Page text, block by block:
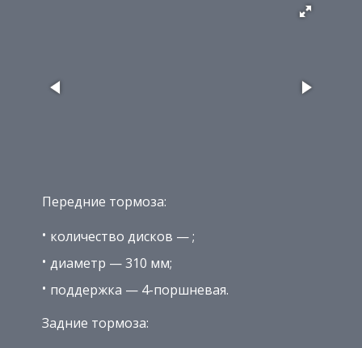
Передние тормоза:
количество дисков — ;
диаметр — 310 мм;
поддержка — 4-поршневая.
Задние тормоза: